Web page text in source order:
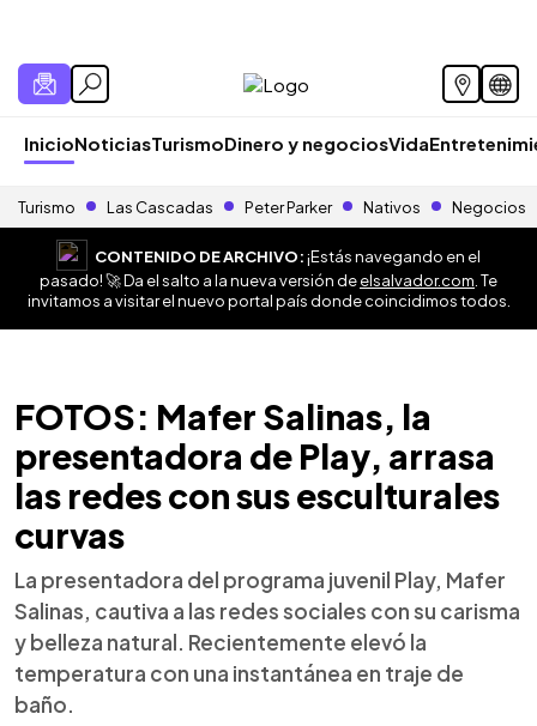
InicioNoticiasTurismoDinero y negociosVida
Turismo Las Cascadas Peter Parker Nativos Negocios
CONTENIDO DE ARCHIVO:¡Estás navegando en el
pasado! 🚀 Da el salto a la nueva versión deelsalvador.com . Te
invitamos a visitar el nuevo portal país donde coincidimos todos.
FOTOS: Mafer Salinas, la
presentadora de Play, arrasa
las redes con sus esculturales
curvas
La presentadora del programa juvenil Play, Mafer
Salinas, cautiva a las redes sociales con su carisma
y belleza natural. Recientemente elevó la
temperatura con una instantánea en traje de
baño.